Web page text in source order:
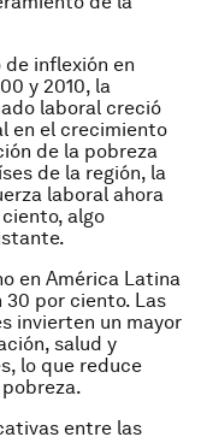
inflexión en
y 2010, la
laboral creció
en el crecimiento
de la pobreza
de la región, la
laboral ahora
algo
en América Latina
30 por ciento. Las
invierten un mayor
salud y
lo que reduce
entre las